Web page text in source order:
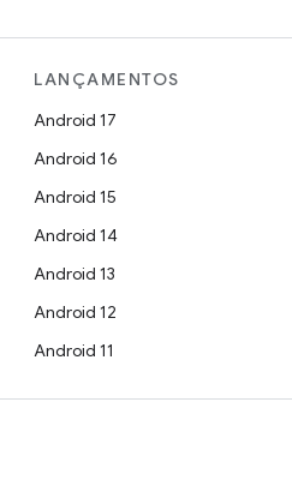
LANÇAMENTOS
Android 17
Android 16
Android 15
Android 14
Android 13
Android 12
Android 11